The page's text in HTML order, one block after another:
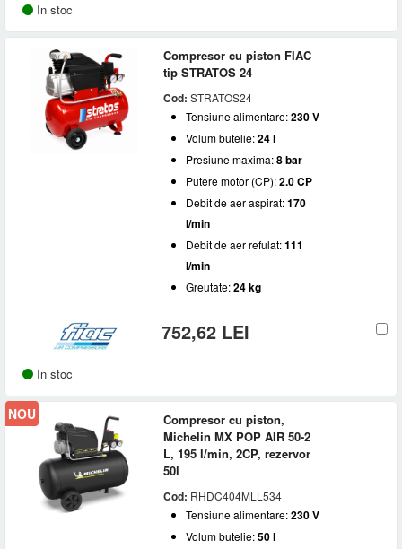
In stoc
Compresor cu piston FIAC
tip STRATOS 24
Cod:STRATOS24
Tensiune alimentare:230 V
Volum butelie:24 l
Presiune maxima:8 bar
Putere motor (CP):2.0 CP
Debit de aer aspirat:170
l/min
Debit de aer refulat:111
l/min
Greutate:24 kg
752,62 LEI
In stoc
NOU
Compresor cu piston,
Michelin MX POP AIR 50-2
L, 195 l/min, 2CP, rezervor
50l
Cod: RHDC404MLL534
Tensiune alimentare:230 V
Volum butelie:50 l